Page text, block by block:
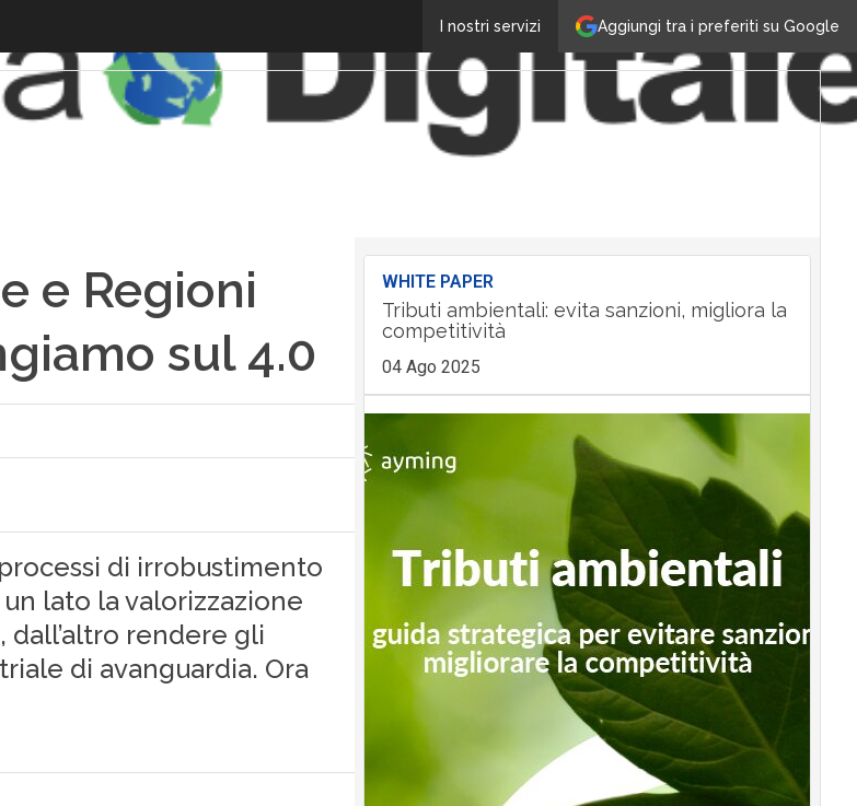
Aggiungi tra i preferiti su Google
I nostri servizi
e Regioni
sul 4.0
di irrobustimento
lato la valorizzazione
rendere gli
di avanguardia. Ora
WHITE PAPER
Tributi ambientali: evita sanzioni, migliora la
competitività
04 Ago 2025